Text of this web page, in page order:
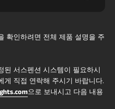
확인하려면 전체 제품 설명을 주
된 서스펜션 시스템이 필요하시
게 직접 연락해 주시기 바랍니다.
으로 보내시고 다음 내용